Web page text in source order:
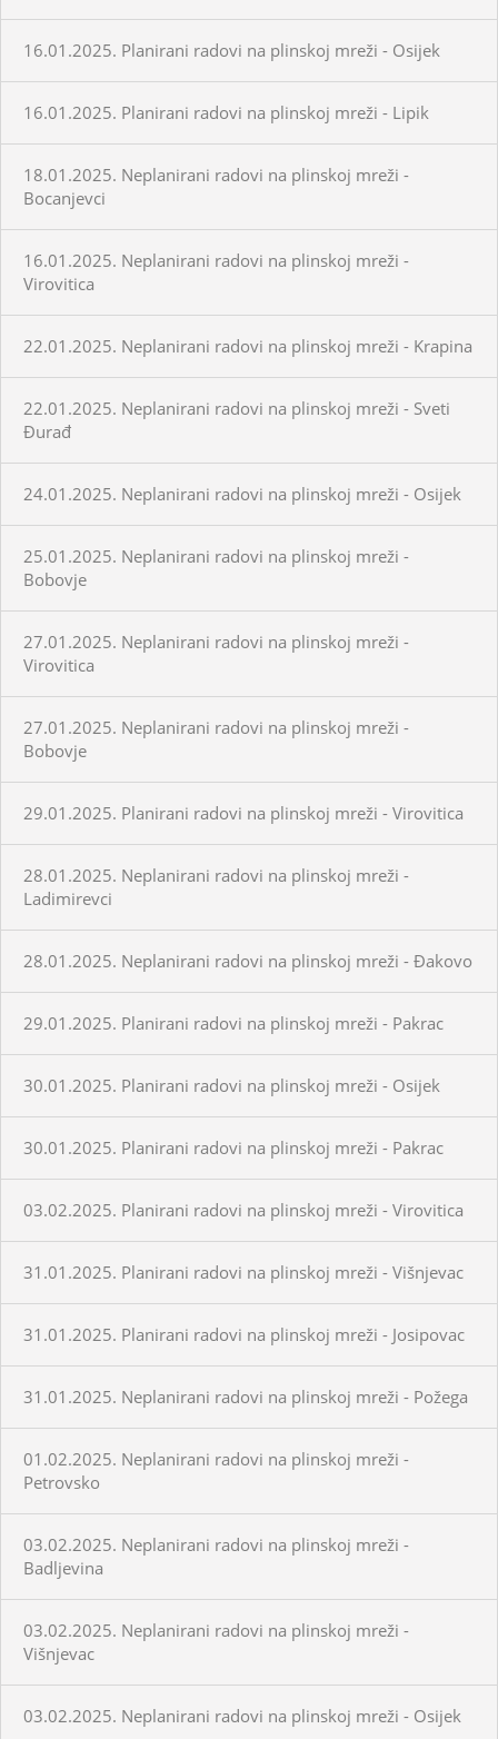
16.01.2025. Planirani radovi na plinskoj mreži - Osijek
16.01.2025. Planirani radovi na plinskoj mreži - Lipik
18.01.2025. Neplanirani radovi na plinskoj mreži -
Bocanjevci
16.01.2025. Neplanirani radovi na plinskoj mreži -
Virovitica
22.01.2025. Neplanirani radovi na plinskoj mreži - Krapina
22.01.2025. Neplanirani radovi na plinskoj mreži - Sveti
Đurađ
24.01.2025. Neplanirani radovi na plinskoj mreži - Osijek
25.01.2025. Neplanirani radovi na plinskoj mreži -
Bobovje
27.01.2025. Neplanirani radovi na plinskoj mreži -
Virovitica
27.01.2025. Neplanirani radovi na plinskoj mreži -
Bobovje
29.01.2025. Planirani radovi na plinskoj mreži - Virovitica
28.01.2025. Neplanirani radovi na plinskoj mreži -
Ladimirevci
28.01.2025. Neplanirani radovi na plinskoj mreži - Đakovo
29.01.2025. Planirani radovi na plinskoj mreži - Pakrac
30.01.2025. Planirani radovi na plinskoj mreži - Osijek
30.01.2025. Planirani radovi na plinskoj mreži - Pakrac
03.02.2025. Planirani radovi na plinskoj mreži - Virovitica
31.01.2025. Planirani radovi na plinskoj mreži - Višnjevac
31.01.2025. Planirani radovi na plinskoj mreži - Josipovac
31.01.2025. Neplanirani radovi na plinskoj mreži - Požega
01.02.2025. Neplanirani radovi na plinskoj mreži -
Petrovsko
03.02.2025. Neplanirani radovi na plinskoj mreži -
Badljevina
03.02.2025. Neplanirani radovi na plinskoj mreži -
Višnjevac
03.02.2025. Neplanirani radovi na plinskoj mreži - Osijek